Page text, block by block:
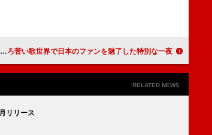
ギヴィオン、深みのある低音ボイスとほろ苦い歌世界で日本のファンを魅了した特別な一夜
RELATED NEWS
リリース